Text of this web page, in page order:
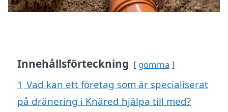
Innehållsförteckning gömma
1 Vad kan ett företag som är specialiserat
på dränering i Knäred hjälpa till med?